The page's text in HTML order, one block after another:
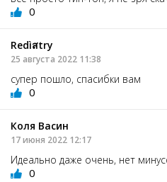
0
Redìสtry
25 августа 2022 11:38
супер пошло, спасибки вам
0
Коля Васин
17 июня 2022 12:17
Идеально даже очень, нет
0